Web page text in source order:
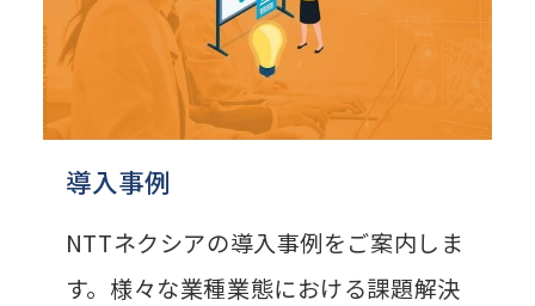
導入事例
NTTネクシアの導入事例をご案内しま
す。様々な業種業態における課題解決